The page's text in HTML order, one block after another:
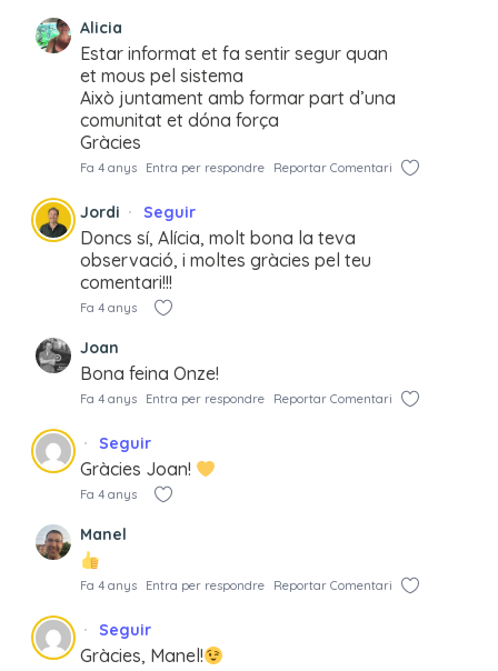
Alicia
Estar informat et fa sentir segur quan
et mous pel sistema
Això juntament amb formar part d’una
comunitat et dóna força
Gràcies
Fa 4 anys Entra per respondre Reportar Comentari
Jordi Seguir
Doncs sí, Alícia, molt bona la teva
observació, i moltes gràcies pel teu
comentari!!!
Fa 4 anys
Joan
Bona feina Onze!
Fa 4 anys Entra per respondre Reportar Comentari
Seguir
Gràcies Joan!
Fa 4 anys
Manel
Fa 4 anys Entra per respondre Reportar Comentari
Seguir
Gràcies, Manel!